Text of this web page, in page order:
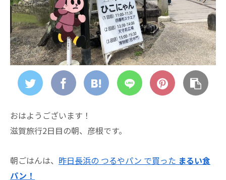
おはようございます！
滋賀旅行2日目の朝、彦根です。
朝ごはんは、 昨日長浜の つるやパン で買った まるい食
パン！